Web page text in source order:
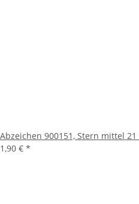
Abzeichen 900151, Stern mittel
1,90 € *